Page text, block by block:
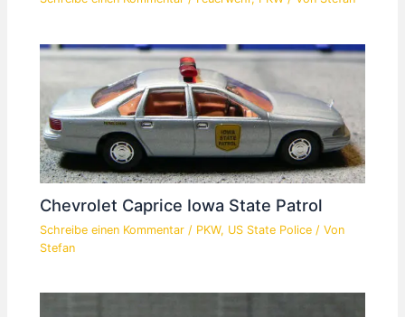
Chevrolet Caprice Iowa State Patrol
Schreibe einen Kommentar / PKW, US State Police / Von
Stefan